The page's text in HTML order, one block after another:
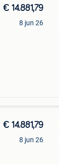
€ 14.881,79
8 jun 26
€ 14.881,79
8 jun 26